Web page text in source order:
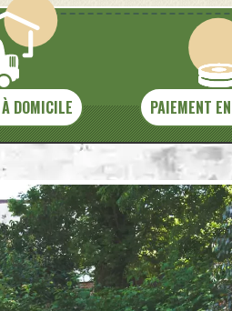
DOMICILE PAIEMENT